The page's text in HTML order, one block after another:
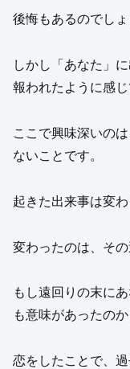
後悔もあるのでしょ
しかし「あなた」
報われたように感じ
ここで興味深いの
ないことです。
起きた出来事は変わ
変わったのは、その
もし遠回りの末に
も意味があったのか
恋をしたことで、